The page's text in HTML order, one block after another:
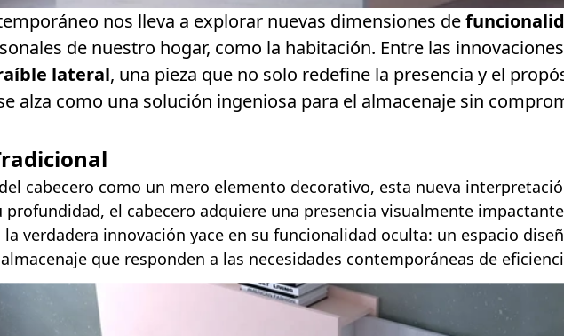
nos lleva a explorar nuevas dimensiones de
de nuestro hogar, como la habitación. Entre las
lateral, una pieza que no solo redefine la presencia y el
alza como una solución ingeniosa para el almacenaje sin
cabecero como un mero elemento decorativo, esta nueva
el cabecero adquiere una presencia visualmente
verdadera innovación yace en su funcionalidad oculta: un espacio
que responden a las necesidades contemporáneas de